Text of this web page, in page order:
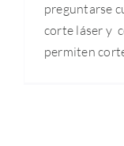
preguntarse
corte láser y
permiten